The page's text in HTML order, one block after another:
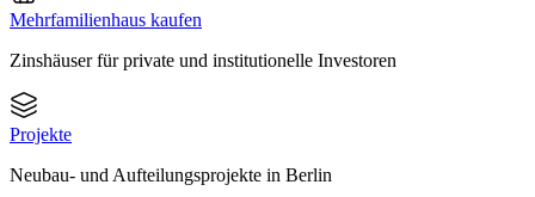
Mehrfamilienhaus kaufen
Zinshäuser für private und institutionelle Investoren
Projekte
Neubau- und Aufteilungsprojekte in Berlin